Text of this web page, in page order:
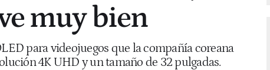
muy bien
para videojuegos que la compañía coreana
4K UHD y un tamaño de 32 pulgadas.